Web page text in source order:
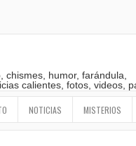
chismes, humor, farándula,
calientes, fotos, videos,
NOTICIAS MISTERIOS